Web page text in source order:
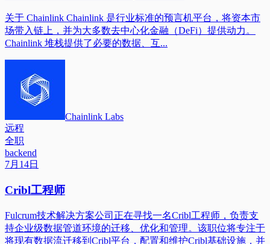
关于 Chainlink Chainlink 是行业标准的预言机平台，将资本市
场带入链上，并为大多数去中心化金融（DeFi）提供动力。
Chainlink 堆栈提供了必要的数据、互...
Chainlink Labs
远程
全职
backend
7月14日
Cribl工程师
Fulcrum技术解决方案公司正在寻找一名Cribl工程师，负责支
持企业级数据管道环境的迁移、优化和管理。该职位将专注于
将现有数据流迁移到Cribl平台，配置和维护Cribl基础设施，并